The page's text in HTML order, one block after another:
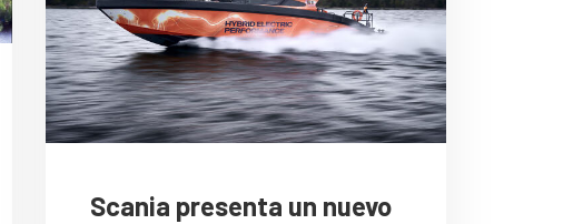
Scania presenta un nuevo